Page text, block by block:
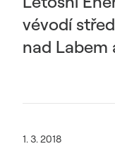
vévodí
nad Labem
1. 3. 2018